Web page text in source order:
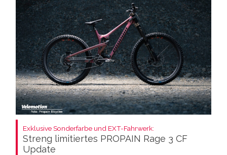
Exklusive Sonderfarbe und EXT-Fahrwerk:
Streng limitiertes PROPAIN Rage 3 CF
Update